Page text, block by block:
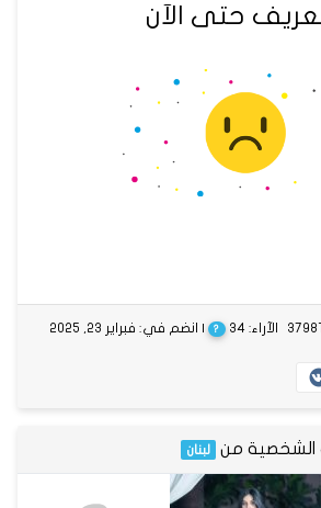
حتى الآن
الآراء: 34 ? | انضم في: فبراير 23, 2025
الشخصية من لبنان